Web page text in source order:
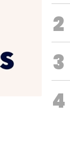
2
3
4